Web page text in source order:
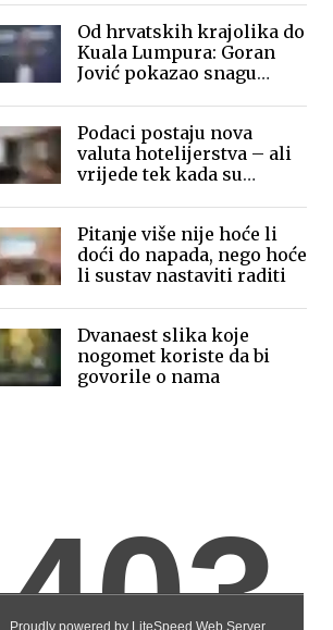
Od hrvatskih krajolika do
Kuala Lumpura: Goran
Jović pokazao snagu
Podaci postaju nova
valuta hotelijerstva – ali
vrijede tek kada su
Pitanje više nije hoće li
doći do napada, nego hoće
li sustav nastaviti raditi
Dvanaest slika koje
nogomet koriste da bi
govorile o nama